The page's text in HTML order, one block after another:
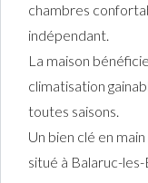
chambres
indépendant.
La maison
climatisation
toutes saisons.
Un bien clé en
situé à Balaruc-les-